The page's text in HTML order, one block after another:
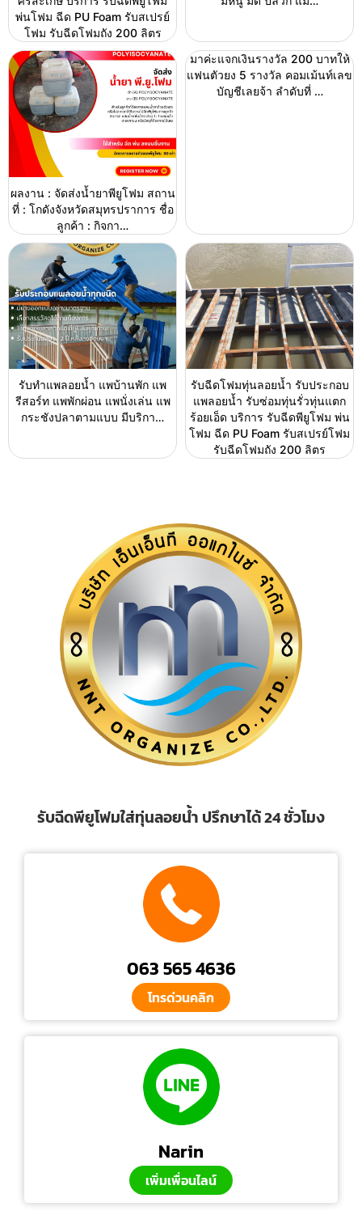
พ่นโฟม ฉีด PU Foam รับสเปรย์
โฟม รับฉีดโฟมถัง 200 ลิตร
ผลงาน : จัดส่งน้ำยาพียูโฟม สถาน
ที่ : โกดังจังหวัดสมุทรปราการ ชื่อ
ลูกค้า : กิจกา…
มาค่ะแจกเงินรางวัล 200 บาทให้
แฟนตัวยง 5 รางวัล คอมเม้นท์เลข
บัญชีเลยจ้า ลำดับที่ …
รับทำแพลอยน้ำ แพบ้านพัก แพ
รีสอร์ท แพพักผ่อน แพนั่งเล่น แพ
กระชังปลาตามแบบ มีบริกา…
รับฉีดโฟมทุ่นลอยน้ำ รับประกอบ
แพลอยน้ำ รับซ่อมทุ่นรั่วทุ่นแตก
ร้อยเอ็ด บริการ รับฉีดพียูโฟม พ่น
โฟม ฉีด PU Foam รับสเปรย์โฟม
รับฉีดโฟมถัง 200 ลิตร
รับฉีดพียูโฟมใส่ทุ่นลอยน้ำ ปรึกษาได้ 24 ชั่วโมง
063 565 4636
โทรด่วนคลิก
Narin
เพิ่มเพื่อนไลน์